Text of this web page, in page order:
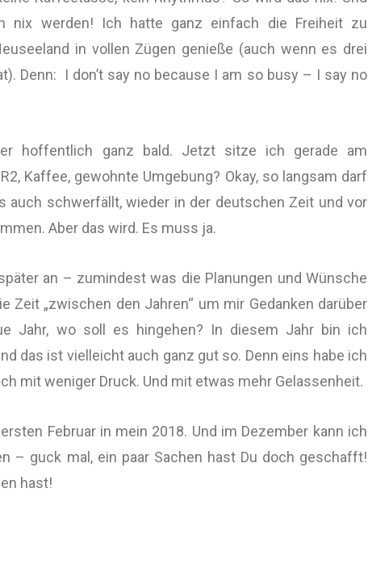
werden! Ich hatte ganz einfach die Freiheit zu
in vollen Zügen genieße (auch wenn es drei
Denn: I don’t say no because I am so busy – I say no
hoffentlich ganz bald. Jetzt sitze ich gerade am
Kaffee, gewohnte Umgebung? Okay, so langsam darf
auch schwerfällt, wieder in der deutschen Zeit und vor
Aber das wird. Es muss ja.
an – zumindest was die Planungen und Wünsche
Zeit „zwischen den Jahren“ um mir Gedanken darüber
Jahr, wo soll es hingehen? In diesem Jahr bin ich
das ist vielleicht auch ganz gut so. Denn eins habe ich
mit weniger Druck. Und mit etwas mehr Gelassenheit.
Februar in mein 2018. Und im Dezember kann ich
– guck mal, ein paar Sachen hast Du doch geschafft!
hast!